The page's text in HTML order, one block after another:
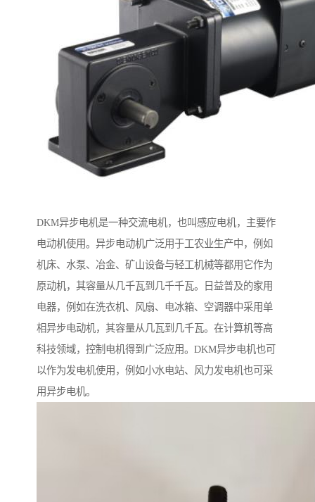
DKM异步电机是一种交流电机，也叫感应电机，主要作
电动机使用。异步电动机广泛用于工农业生产中，例如
机床、水泵、冶金、矿山设备与轻工机械等都用它作为
原动机，其容量从几千瓦到几千千瓦。日益普及的家用
电器，例如在洗衣机、风扇、电冰箱、空调器中采用单
相异步电动机，其容量从几瓦到几千瓦。在计算机等高
科技领域，控制电机得到广泛应用。DKM异步电机也可
以作为发电机使用，例如小水电站、风力发电机也可采
用异步电机。